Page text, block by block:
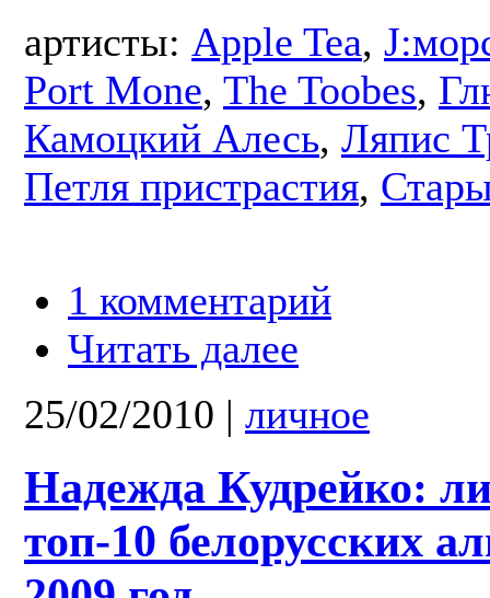
артисты: Apple Tea,
Port Mone, The Toobes,
Камоцкий Алесь, Ляпис
Петля пристрастия,
1 комментарий
Читать далее
25/02/2010 | личное
Надежда Кудрейко:
топ-10 белорусских